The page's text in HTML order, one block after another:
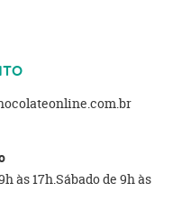
às 17h.Sábado de 9h às